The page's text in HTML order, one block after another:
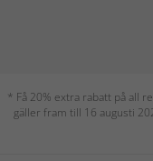
* Få 20% extra rabatt på all
gäller fram till 16 augusti